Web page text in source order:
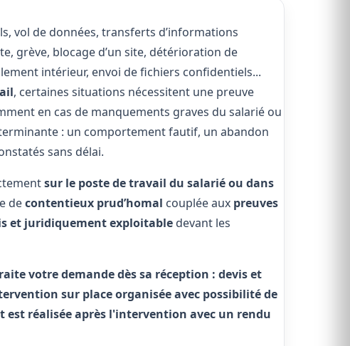
vol de données, transferts d’informations
grève, blocage d’un site, détérioration de
intérieur, envoi de fichiers confidentiels...
, certaines situations nécessitent une preuve
en cas de manquements graves du salarié ou
: un comportement fautif, un abandon
sans délai.
sur le poste de travail du salarié ou dans
decontentieux prud’homal couplée aux preuves
et juridiquement exploitabledevant les
votre demande dès sa réception : devis et
sur place organisée avec possibilité de
réalisée après l'intervention avec un rendu